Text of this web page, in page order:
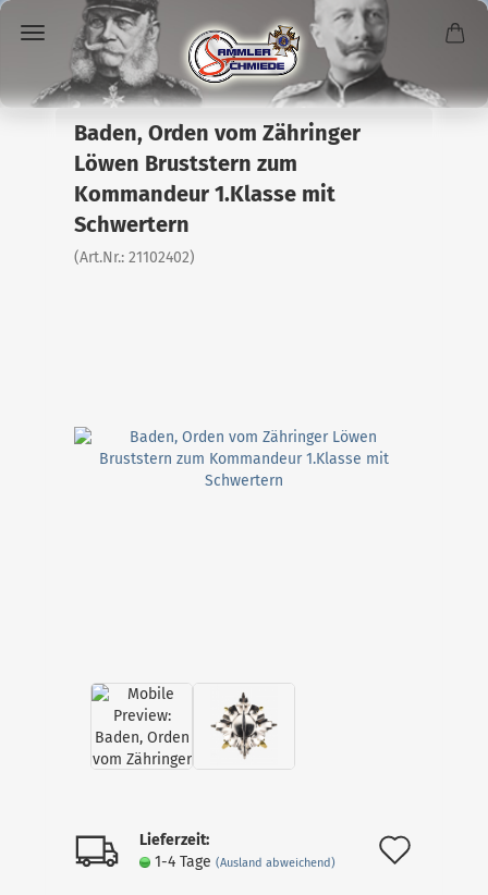
Baden, Orden vom Zähringer
Löwen Bruststern zum
Kommandeur 1.Klasse mit
Schwertern
(Art.Nr.: 21102402)
Lieferzeit:
1-4 Tage (Ausland abweichend)